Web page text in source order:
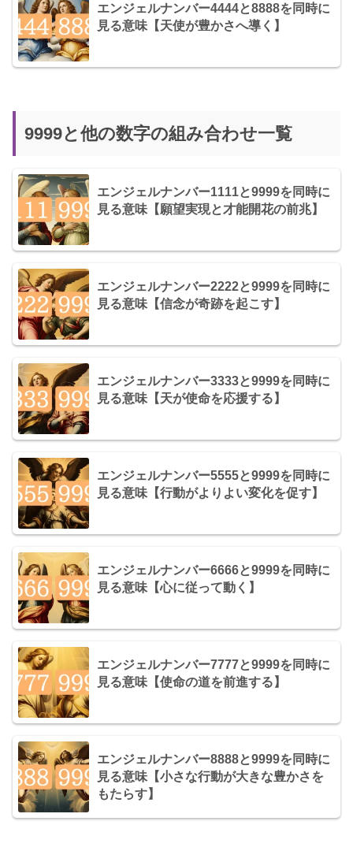
エンジェルナンバー4444と8888を同時に
見る意味【天使が豊かさへ導く】
9999と他の数字の組み合わせ一覧
エンジェルナンバー1111と9999を同時に
見る意味【願望実現と才能開花の前兆】
エンジェルナンバー2222と9999を同時に
見る意味【信念が奇跡を起こす】
エンジェルナンバー3333と9999を同時に
見る意味【天が使命を応援する】
エンジェルナンバー5555と9999を同時に
見る意味【行動がよりよい変化を促す】
エンジェルナンバー6666と9999を同時に
見る意味【心に従って動く】
エンジェルナンバー7777と9999を同時に
見る意味【使命の道を前進する】
エンジェルナンバー8888と9999を同時に
見る意味【小さな行動が大きな豊かさを
もたらす】